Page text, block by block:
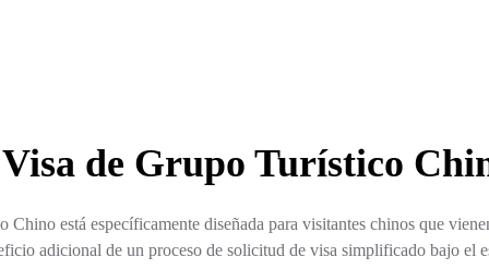
Visa de Grupo Turístico
Chino está específicamente diseñada para visitantes chinos que
adicional de un proceso de solicitud de visa simplificado bajo el